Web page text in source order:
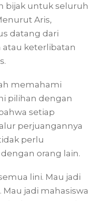
bijak untuk seluruh
Aris,
datang dari
keterlibatan
memahami
pilihan dengan
setiap
perjuangannya
perlu
orang lain.
lini. Mau jadi
jadi mahasiswa